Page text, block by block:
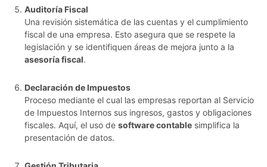
Auditoría Fiscal
Una revisión sistemática de las cuentas y el cumplimiento
fiscal de una empresa. Esto asegura que se respete la
legislación y se identifiquen áreas de mejora junto a la
asesoría fiscal.
Declaración de Impuestos
Proceso mediante el cual las empresas reportan al Servicio
de Impuestos Internos sus ingresos, gastos y obligaciones
fiscales. Aquí, el uso de software contable simplifica la
presentación de datos.